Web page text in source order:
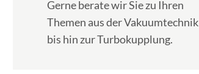
Gerne berate wir Sie zu Ihren
Themen aus der Vakuumtechnik
bis hin zur Turbokupplung.